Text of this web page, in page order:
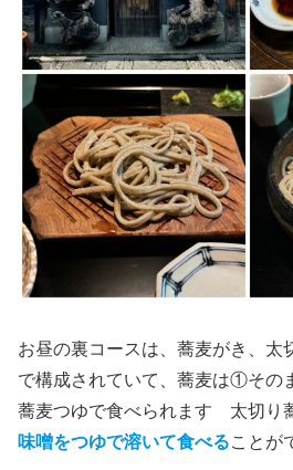
お昼の裏コースは、蕎麦がき、太
で構成されていて、蕎麦は①そ
蕎麦つゆで食べられます 太切り
味噌をつゆで溶いて食べることが